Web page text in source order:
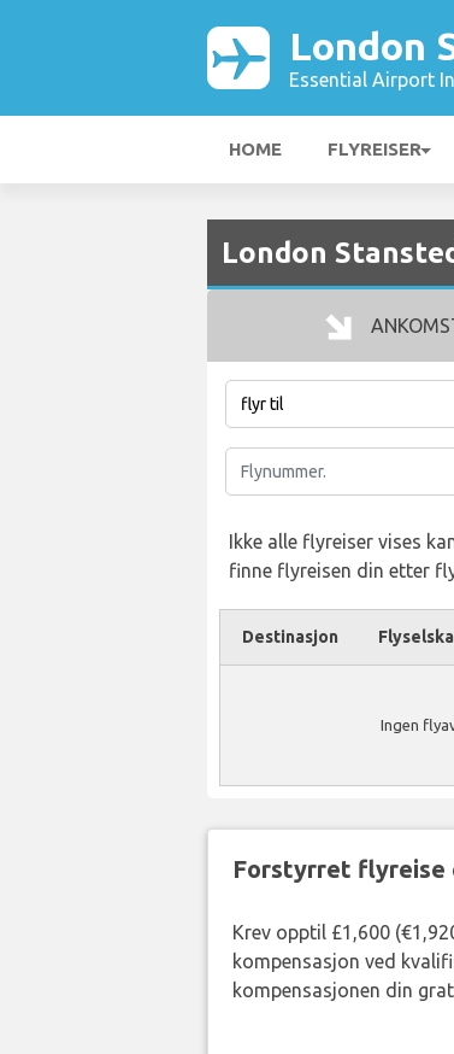
London
Essential Airport
HOME FLYREISER
London
Ikke alle flyreiser vises
finne flyreisen din etter
Destinasjon
Ingen
Forstyrret flyreise
Krev opptil £1,600
kompensasjon ved
kompensasjonen din